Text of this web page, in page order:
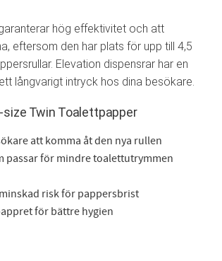
hög effektivitet och att
eftersom den har plats för upp till 4,5
Elevation dispensrar har en
långvarigt intryck hos dina besökare.
Twin Toalettpapper
att komma åt den nya rullen
passar för mindre toalettutrymmen
risk för pappersbrist
för bättre hygien